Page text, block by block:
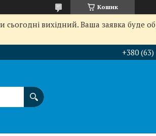
Кошик
вихідний. Ваша заявка буде
+380